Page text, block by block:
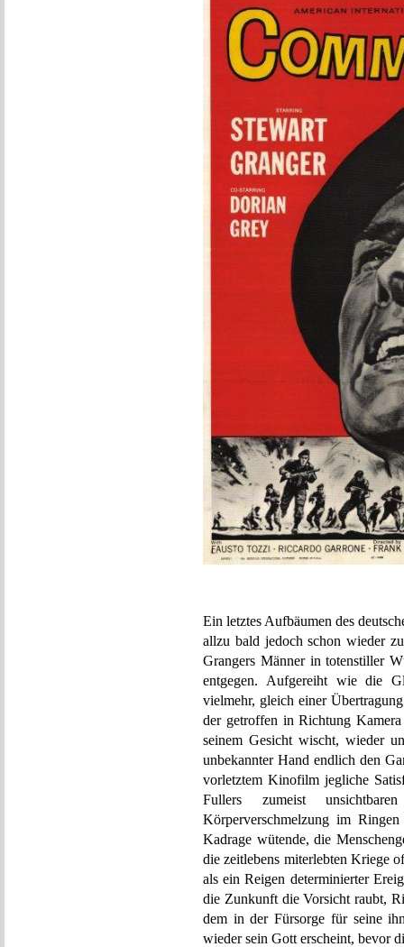
Ein letztes Aufbäumen des
allzu bald jedoch schon wieder
Grangers Männer in totenstiller
entgegen. Aufgereiht wie die
vielmehr, gleich einer
der getroffen in Richtung
seinem Gesicht wischt, wieder
unbekannter Hand endlich den
vorletztem Kinofilm jegliche
Fullers zumeist
Körperverschmelzung im
Kadrage wütende, die
die zeitlebens miterlebten Kriege
als ein Reigen determinierter
die Zunkunft die Vorsicht raubt,
dem in der Fürsorge für seine
wieder sein Gott erscheint, bevor